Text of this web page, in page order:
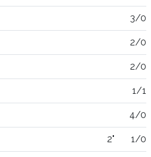
3/0
2/0
2/0
1/1
4/0
2" 1/0